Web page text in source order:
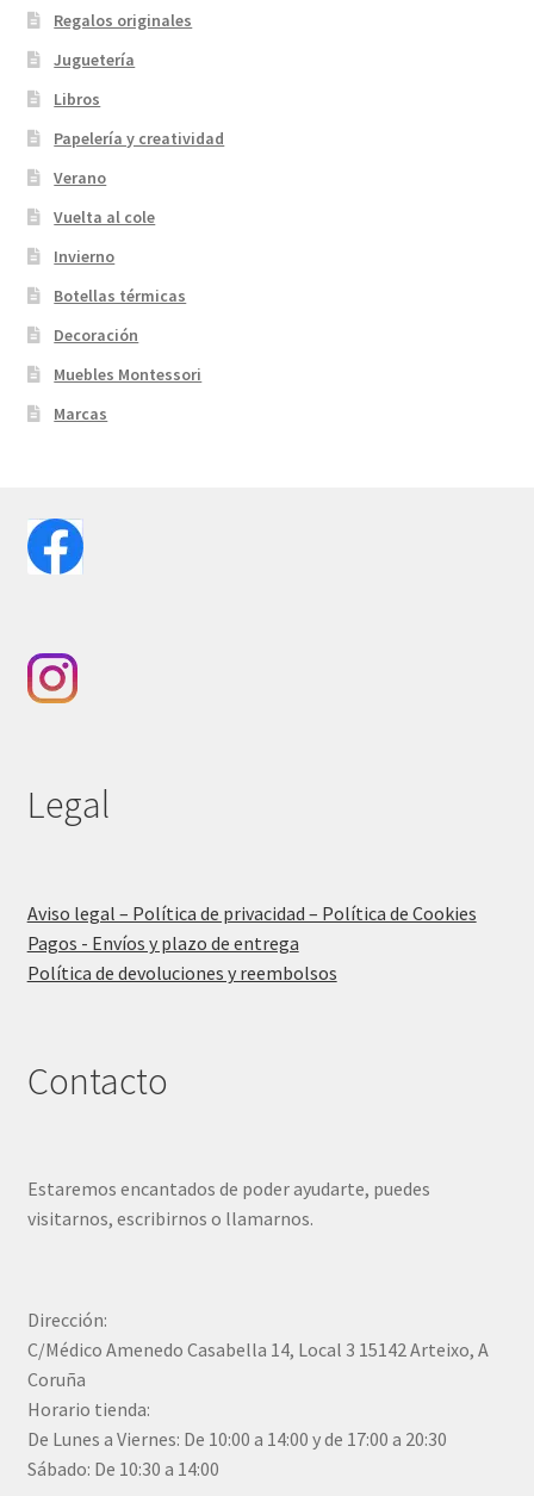
Regalos originales
Juguetería
Libros
Papelería y creatividad
Verano
Vuelta al cole
Invierno
Botellas térmicas
Decoración
Muebles Montessori
Marcas
Legal
Aviso legal – Política de privacidad – Política de Cookies
Pagos - Envíos y plazo de entrega
Política de devoluciones y reembolsos
Contacto
Estaremos encantados de poder ayudarte, puedes
visitarnos, escribirnos o llamarnos.
Dirección:
C/Médico Amenedo Casabella 14, Local 3 15142 Arteixo, A
Coruña
Horario tienda:
De Lunes a Viernes: De 10:00 a 14:00 y de 17:00 a 20:30
Sábado: De 10:30 a 14:00